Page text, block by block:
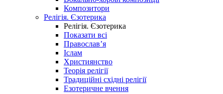
Композитори
Релігія. Єзотерика
Релігія. Єзотерика
Показати всі
Православ’я
Іслам
Християнство
Теорія релігії
Традиційні східні релігії
Езотеричне вчення